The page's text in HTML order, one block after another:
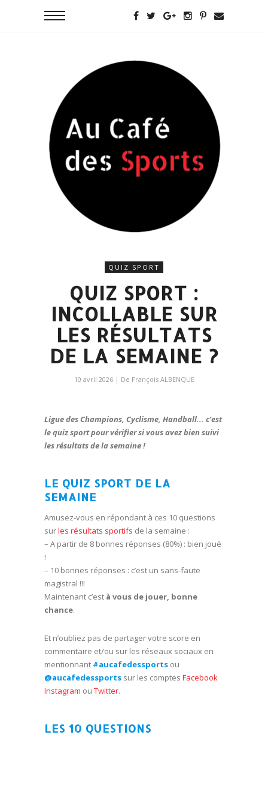
QUIZ SPORT
QUIZ SPORT :
INCOLLABLE SUR
LES RÉSULTATS
DE LA SEMAINE ?
10 avril 2026 | De François ALBENQUE
Ligue des Champions, Cyclisme, Handball... c’est
le quiz sport pour vérifier si vous avez bien suivi
les résultats de la semaine !
LE QUIZ SPORT DE LA
SEMAINE
Amusez-vous en répondant à ces 10 questions
surles résultats sportifs de la semaine :
– A partir de 8 bonnes réponses (80%) : bien joué
!
– 10 bonnes réponses : c’est un sans-faute
magistral !!!
Maintenant c’est à vous de jouer, bonne
chance.
Et n’oubliez pas de partager votre score en
commentaire et/ou sur les réseaux sociaux en
mentionnant #aucafedessports ou
@aucafedessports sur les comptes Facebook
Instagram ou Twitter.
LES 10 QUESTIONS